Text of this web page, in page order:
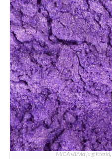
MICA värvid ja glitterid